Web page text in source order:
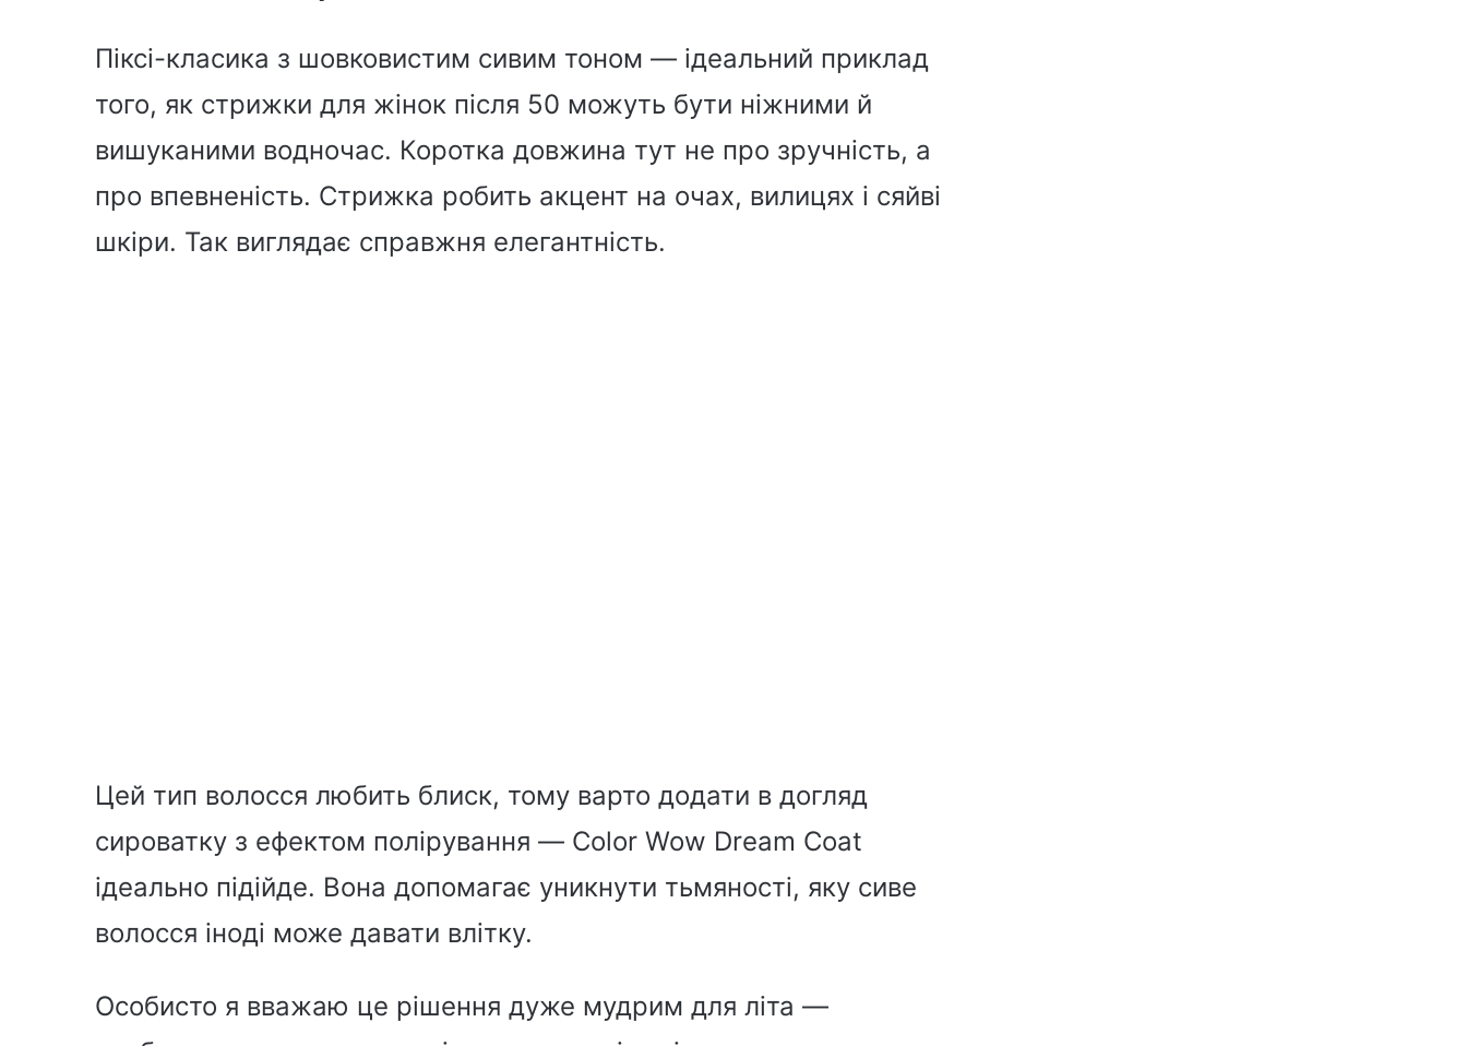
Піксі-класика з шовковистим сивим тоном — ідеальний приклад
того, як стрижки для жінок після 50 можуть бути ніжними й
вишуканими водночас. Коротка довжина тут не про зручність, а
про впевненість. Стрижка робить акцент на очах, вилицях і сяйві
шкіри. Так виглядає справжня елегантність.
Цей тип волосся любить блиск, тому варто додати в догляд
сироватку з ефектом полірування — Color Wow Dream Coat
ідеально підійде. Вона допомагає уникнути тьмяності, яку сиве
волосся іноді може давати влітку.
Особисто я вважаю це рішення дуже мудрим для літа —